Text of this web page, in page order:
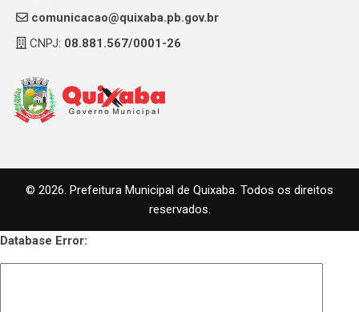
comunicacao@quixaba.pb.gov.br
CNPJ: 08.881.567/0001-26
© 2026. Prefeitura Municipal de Quixaba. Todos os direitos
reservados.
Database Error: